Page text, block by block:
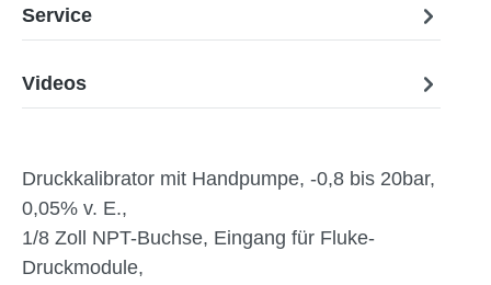
Service
Videos
Druckkalibrator mit Handpumpe, -0,8 bis 20bar,
0,05% v. E.,
1/8 Zoll NPT-Buchse, Eingang für Fluke-
Druckmodule,